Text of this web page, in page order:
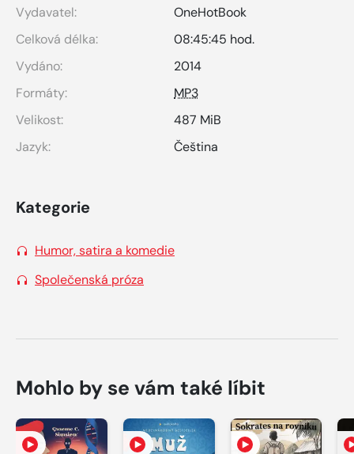
Vydavatel:
OneHotBook
Celková délka:
08:45:45 hod.
Vydáno:
2014
Formáty:
MP3
Velikost:
487 MiB
Jazyk:
Čeština
Kategorie
Humor, satira a komedie
Společenská próza
Mohlo by se vám také líbit